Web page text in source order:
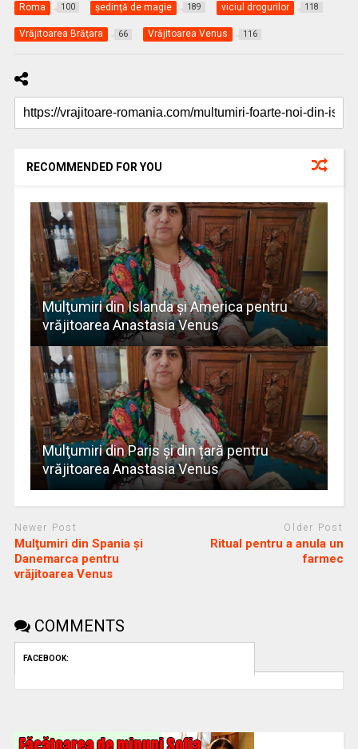
Roma 100 şedinţă de magie 189 viciul drogurilor 118
Vrăjitoarea Brăţara 66 Vrăjitoarea Venus 116
RECOMMENDED FOR YOU
Mulţumiri din Islanda și America pentru
vrăjitoarea Anastasia Venus
Mulţumiri din Paris și din țară pentru
vrăjitoarea Anastasia Venus
Newer Post
Mulţumiri din Spania și
Danemarca pentru
vrăjitoarea Venus
Older Post
Ritual pentru a anula un
farmec
COMMENTS
FACEBOOK: